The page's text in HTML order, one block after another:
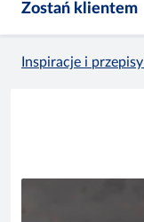
Zostań klientem
Inspiracje i przepisy